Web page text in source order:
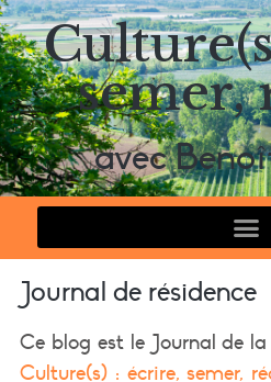
semer,
avec
Journal de résidence
Ce blog est le Journal de la
Culture(s) : écrire, semer,